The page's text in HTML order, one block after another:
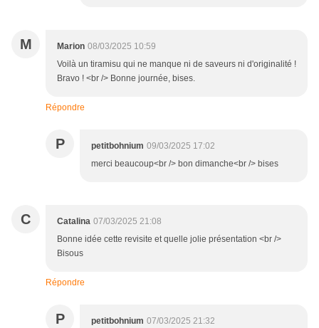
M Marion 08/03/2025 10:59
Voilà un tiramisu qui ne manque ni de saveurs ni d'originalité !
Bravo ! <br /> Bonne journée, bises.
Répondre
P petitbohnium 09/03/2025 17:02
merci beaucoup<br /> bon dimanche<br /> bises
C Catalina 07/03/2025 21:08
Bonne idée cette revisite et quelle jolie présentation <br />
Bisous
Répondre
P petitbohnium 07/03/2025 21:32